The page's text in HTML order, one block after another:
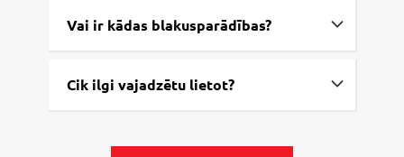
Vai ir kādas blakusparādības?
Cik ilgi vajadzētu lietot?